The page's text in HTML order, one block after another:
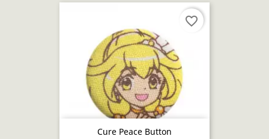
Cure Peace Button
favorite_border